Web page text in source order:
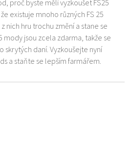
proč byste měli vyzkoušet FS25
existuje mnoho různých FS 25
nich hru trochu změní a stane se
mody jsou zcela zdarma, takže se
daní. Vyzkoušejte nyní
a staňte se lepším farmářem.